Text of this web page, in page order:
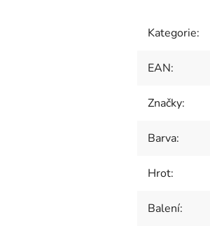
Kategorie:
EAN:
Značky:
Barva:
Hrot:
Balení: